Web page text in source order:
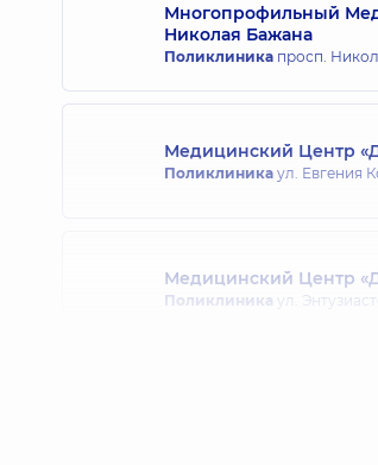
Многопрофильный
Николая Бажана
Поликлиника просп.
Медицинский Центр
Поликлиника ул. Евгения
Медицинский Центр
Поликлиника ул.
Медицинский Центр